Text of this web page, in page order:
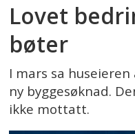
Lovet
bøter
I mars sa
ny byggesøknad.
ikke mottatt.